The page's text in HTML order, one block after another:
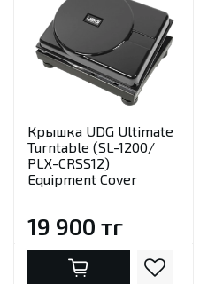
Крышка UDG Ultimate
Turntable (SL-1200/
PLX-CRSS12)
Equipment Cover
19 900 тг